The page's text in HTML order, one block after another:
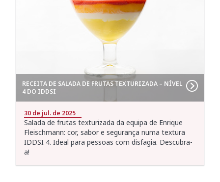
RECEITA DE SALADA DE FRUTAS TEXTURIZADA – NÍVEL
4 DO IDDSI
30 de jul. de 2025
Salada de frutas texturizada da equipa de Enrique
Fleischmann: cor, sabor e segurança numa textura
IDDSI 4. Ideal para pessoas com disfagia. Descubra-
a!